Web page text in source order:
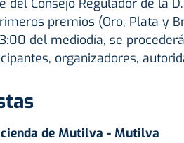
del Consejo Regulador de la
premios (Oro, Plata y
del mediodía, se
organizadores,
de Mutilva - Mutilva